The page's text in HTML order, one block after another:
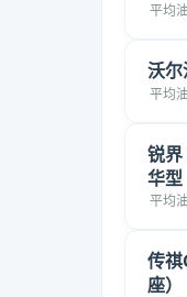
平均
沃
平均
锐
华型
平均
传
座）